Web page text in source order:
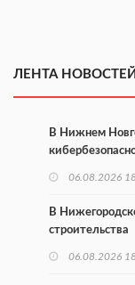
ЛЕНТА НОВОСТЕЙ
В Нижнем
06.08.2026
В
строительства
06.08.2026